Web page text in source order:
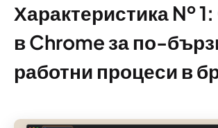
Характеристика №
в Chrome за по-
работни процеси в